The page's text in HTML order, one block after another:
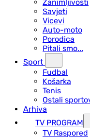
Zanimljivosti
Savjeti
Vicevi
Auto-moto
Porodica
Pitali smo...
Sport
Fudbal
Košarka
Tenis
Ostali
Arhiva
TV PROGRAM
ТV Raspored